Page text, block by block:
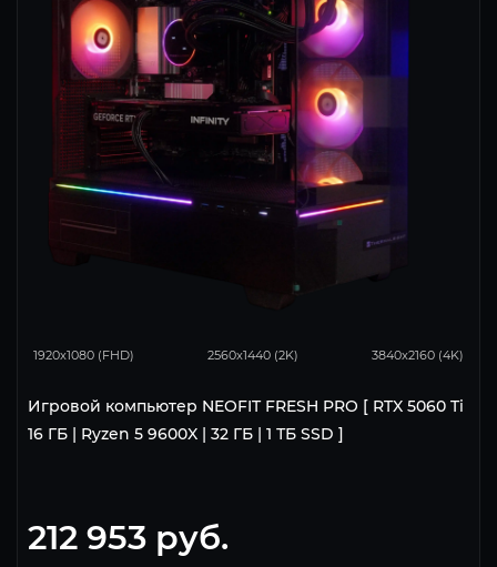
1920x1080 (FHD) 2560x1440 (2K) 3840x2160 (4K)
Игровой компьютер NEOFIT FRESH PRO [ RTX 5060 Ti
16 ГБ | Ryzen 5 9600X | 32 ГБ | 1 ТБ SSD ]
212 953 руб.